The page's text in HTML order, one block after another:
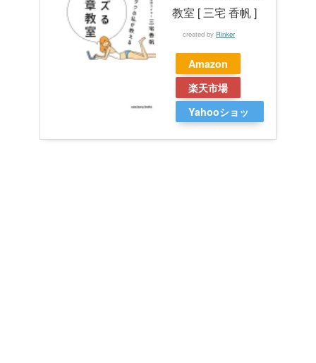
教室 [ 三宅 香帆 ]
created by Rinker
Amazon
楽天市場
Yahooショッ